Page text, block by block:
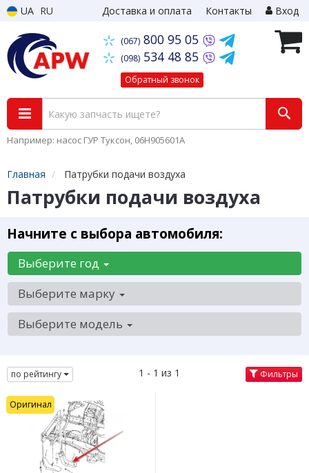
UA RU Доставка и оплата Контакты Вход
(067) 800 95 05
(098) 534 48 85
Обратный звонок
Например: насос ГУР Туксон, 06H905601A
Главная Патрубки подачи воздуха
Патрубки подачи воздуха
Начните с выбора автомобиля:
Выберите год
Выберите марку
Выберите модель
по рейтингу 1 - 1 из 1 Фильтры
Оригинал